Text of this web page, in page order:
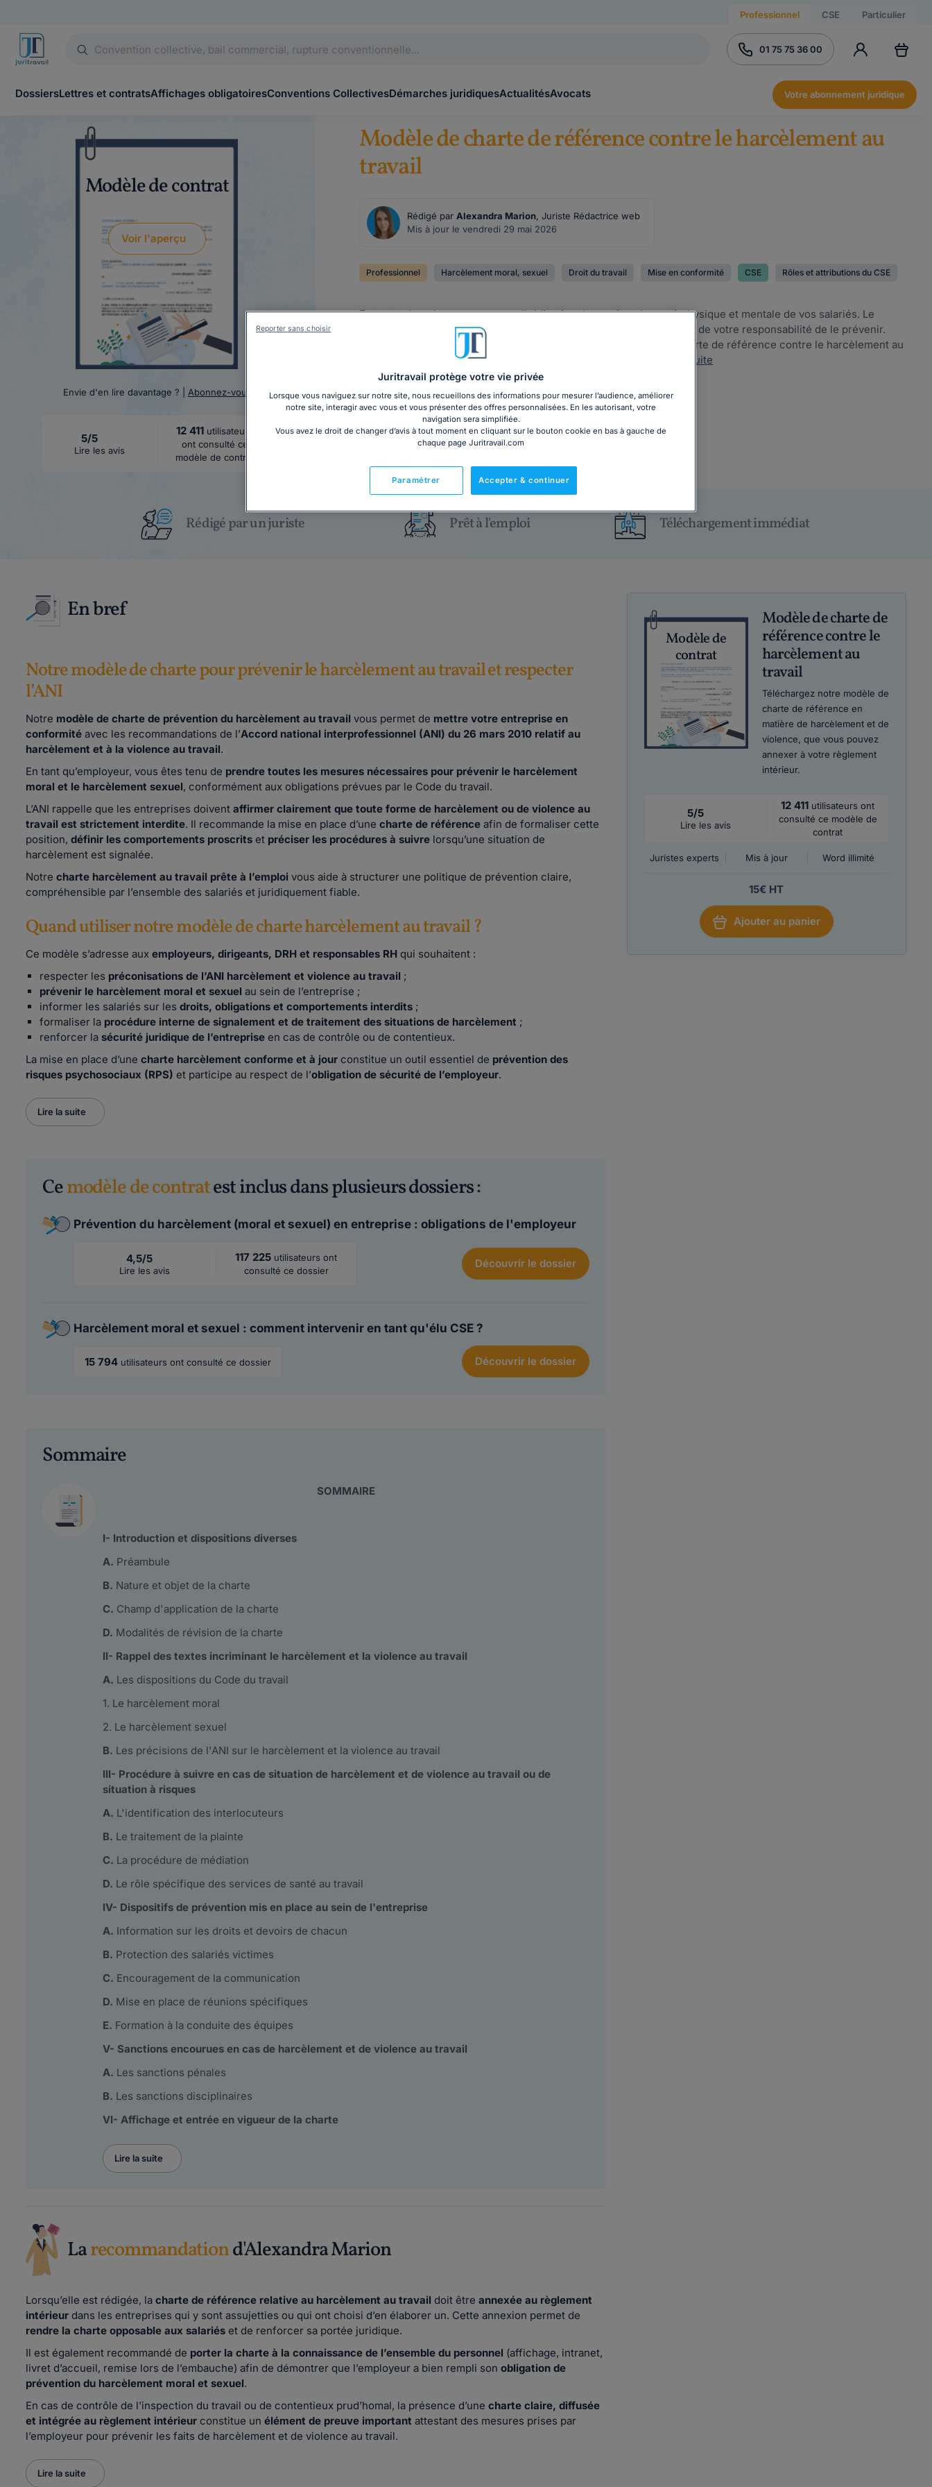
Professionnel CSE Particulier
01 75 75 36 00
DossiersLettres et contratsAffichages obligatoiresConventions CollectivesDémarches juridiquesActualitésAvocats Votre abonnement juridique
Modèle de contrat
Voir l'aperçu
Envie d'en lire davantage ? | Abonnez-vous
5/5
Lire les avis
12 411 utilisateurs
ont consulté ce
modèle de contrat
Modèle de charte de référence contre le harcèlement au
travail
Rédigé par Alexandra Marion, Juriste Rédactrice web
Mis à jour le vendredi 29 mai 2026
Professionnel Harcèlement moral, sexuel Droit du travail Mise en conformité CSE Rôles et attributions du CSE
En tant qu'employeur, vous avez l'obligation de protéger la santé physique et mentale de vos salariés. Le
harcèlement au travail est une atteinte directe à leur dignité, et il est de votre responsabilité de le prévenir.
Pour vous y aider, nos juristes ont créé pour vous ce modèle de charte de référence contre le harcèlement au
travail. Téléchargez-le pour formaliser votre engagement. ...
Lire la suite
15€ HT Ajouter au panier
Rédigé par un juriste Prêt à l'emploi Téléchargement immédiat
En bref
Notre modèle de charte pour prévenir le harcèlement au travail et respecter
l’ANI
Notre modèle de charte de prévention du harcèlement au travail vous permet de mettre votre entreprise en
conformité avec les recommandations de l’Accord national interprofessionnel (ANI) du 26 mars 2010 relatif au
harcèlement et à la violence au travail.
En tant qu’employeur, vous êtes tenu de prendre toutes les mesures nécessaires pour prévenir le harcèlement
moral et le harcèlement sexuel, conformément aux obligations prévues par le Code du travail.
L’ANI rappelle que les entreprises doivent affirmer clairement que toute forme de harcèlement ou de violence au
travail est strictement interdite. Il recommande la mise en place d’une charte de référence afin de formaliser cette
position, définir les comportements proscrits et préciser les procédures à suivre lorsqu’une situation de
harcèlement est signalée.
Notre charte harcèlement au travail prête à l’emploi vous aide à structurer une politique de prévention claire,
compréhensible par l’ensemble des salariés et juridiquement fiable.
Quand utiliser notre modèle de charte harcèlement au travail ?
Ce modèle s’adresse aux employeurs, dirigeants, DRH et responsables RH qui souhaitent :
respecter les préconisations de l’ANI harcèlement et violence au travail ;
prévenir le harcèlement moral et sexuel au sein de l’entreprise ;
informer les salariés sur les droits, obligations et comportements interdits ;
formaliser la procédure interne de signalement et de traitement des situations de harcèlement ;
renforcer la sécurité juridique de l’entreprise en cas de contrôle ou de contentieux.
La mise en place d’une charte harcèlement conforme et à jour constitue un outil essentiel de prévention des
risques psychosociaux (RPS) et participe au respect de l’obligation de sécurité de l’employeur.
Lire la suite
Cemodèle de contratest inclus dans plusieurs dossiers :
Prévention du harcèlement (moral et sexuel) en entreprise : obligations de l'employeur
4,5/5
Lire les avis
117 225 utilisateurs ont
consulté ce dossier
Découvrirle dossier
Harcèlement moral et sexuel : comment intervenir en tant qu'élu CSE ?
15 794 utilisateurs ont consulté ce dossier Découvrirle dossier
Sommaire
SOMMAIRE
I- Introduction et dispositions diverses
A. Préambule
B. Nature et objet de la charte
C. Champ d'application de la charte
D. Modalités de révision de la charte
II- Rappel des textes incriminant le harcèlement et la violence au travail
A. Les dispositions du Code du travail
1. Le harcèlement moral
2. Le harcèlement sexuel
B. Les précisions de l'ANI sur le harcèlement et la violence au travail
III- Procédure à suivre en cas de situation de harcèlement et de violence au travail ou de
situation à risques
A. L'identification des interlocuteurs
B. Le traitement de la plainte
C. La procédure de médiation
D. Le rôle spécifique des services de santé au travail
IV- Dispositifs de prévention mis en place au sein de l'entreprise
A. Information sur les droits et devoirs de chacun
B. Protection des salariés victimes
C. Encouragement de la communication
D. Mise en place de réunions spécifiques
E. Formation à la conduite des équipes
V- Sanctions encourues en cas de harcèlement et de violence au travail
A. Les sanctions pénales
B. Les sanctions disciplinaires
VI- Affichage et entrée en vigueur de la charte
Lire la suite
Larecommandationd'Alexandra Marion
Lorsqu’elle est rédigée, la charte de référence relative au harcèlement au travail doit être annexée au règlement
intérieur dans les entreprises qui y sont assujetties ou qui ont choisi d’en élaborer un. Cette annexion permet de
rendre la charte opposable aux salariés et de renforcer sa portée juridique.
Il est également recommandé de porter la charte à la connaissance de l’ensemble du personnel (affichage, intranet,
livret d’accueil, remise lors de l’embauche) afin de démontrer que l’employeur a bien rempli son obligation de
prévention du harcèlement moral et sexuel.
En cas de contrôle de l’inspection du travail ou de contentieux prud’homal, la présence d’une charte claire, diffusée
et intégrée au règlement intérieur constitue un élément de preuve important attestant des mesures prises par
l’employeur pour prévenir les faits de harcèlement et de violence au travail.
Lire la suite
Modèle de
contrat
Modèle de charte de
référence contre le
harcèlement au
travail
Téléchargez notre modèle de
charte de référence en
matière de harcèlement et de
violence, que vous pouvez
annexer à votre règlement
intérieur.
5/5
Lire les avis
12 411 utilisateurs ont
consulté ce modèle de
contrat
Juristes experts Mis à jour Word illimité
15€ HT
Ajouter au panier
Juritravail protège votre vie privée
Lorsque vous naviguez sur notre site, nous recueillons des informations pour mesurer l’audience, améliorer
notre site, interagir avec vous et vous présenter des offres personnalisées. En les autorisant, votre
navigation sera simplifiée.
Vous avez le droit de changer d’avis à tout moment en cliquant sur le bouton cookie en bas à gauche de
chaque page Juritravail.com
Accepter & continuer
Paramétrer
Reporter sans choisir